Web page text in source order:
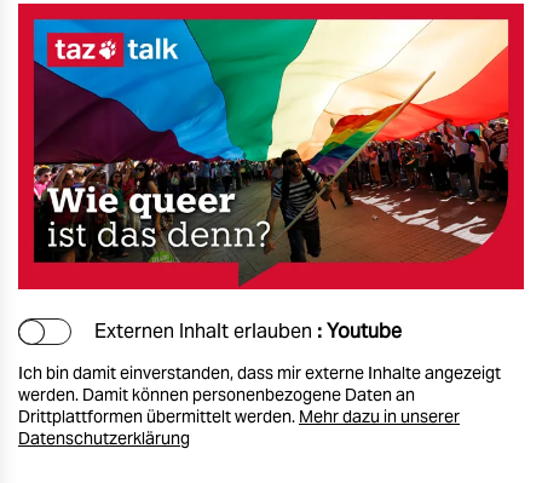
Externen Inhalt erlauben : Youtube
Ich bin damit einverstanden, dass mir externe Inhalte angezeigt
werden. Damit können personenbezogene Daten an
Drittplattformen übermittelt werden. Mehr dazu in unserer
Datenschutzerklärung